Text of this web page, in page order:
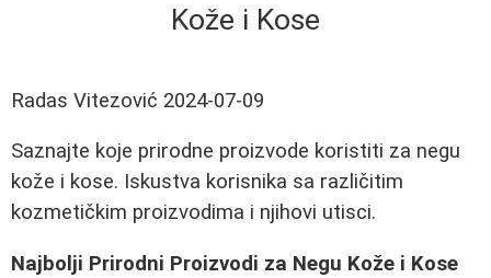
Kože i Kose
Radas Vitezović 2024-07-09
Saznajte koje prirodne proizvode koristiti za negu
kože i kose. Iskustva korisnika sa različitim
kozmetičkim proizvodima i njihovi utisci.
Najbolji Prirodni Proizvodi za Negu Kože i Kose